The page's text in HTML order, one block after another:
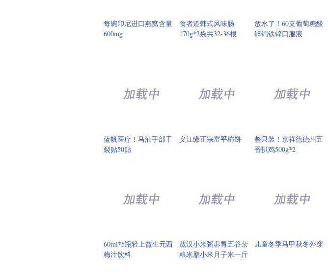
600mg
170g*2袋共32-36根
锌钙铁锌口服液
裂贴50贴
香扒鸡500g*2
梅汁饮料
粮米脂小米月子米一斤